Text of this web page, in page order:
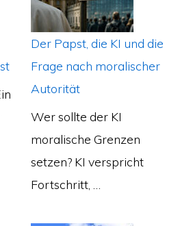
Der Papst, die KI und die
Frage nach moralischer
Autorität
Wer sollte der KI
moralische Grenzen
setzen? KI verspricht
Fortschritt, …